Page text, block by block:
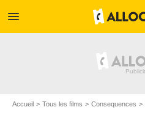
menu
Accueil Tous les films Consequences